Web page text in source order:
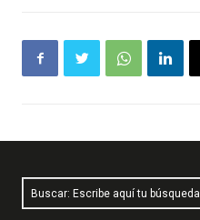
Buscar: Escribe aquí tu búsqueda